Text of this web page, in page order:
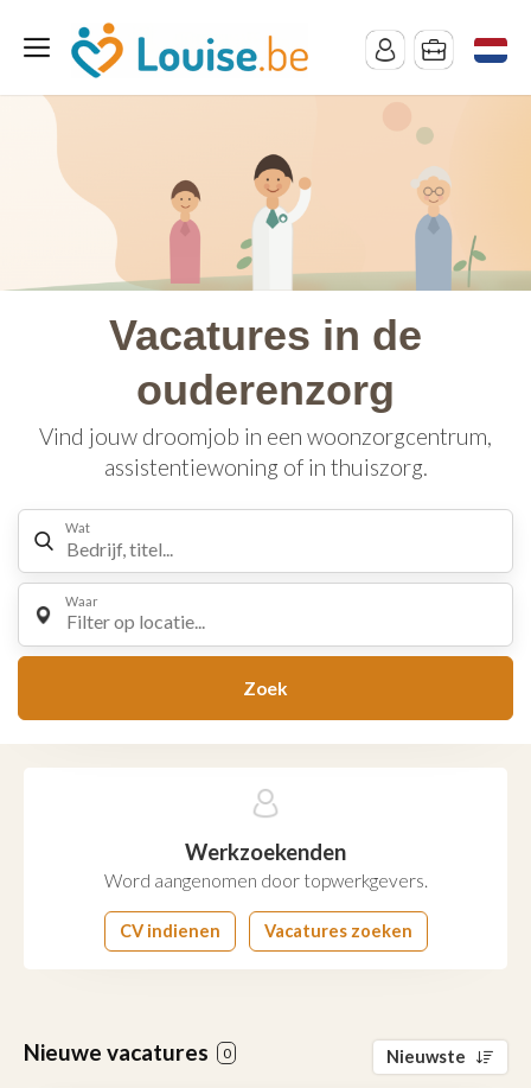
Vacatures in de
ouderenzorg
Vind jouw droomjob in een woonzorgcentrum,
assistentiewoning of in thuiszorg.
Wat
Waar
Filter op locatie...
Zoek
Werkzoekenden
Word aangenomen door topwerkgevers.
CV indienen Vacatures zoeken
Nieuwe vacatures 0 Nieuwste